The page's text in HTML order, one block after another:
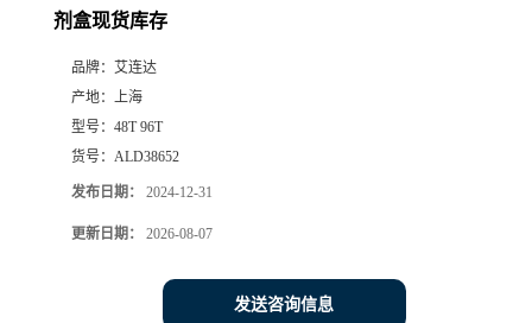
剂盒现货库存
品牌： 艾连达
产地： 上海
型号： 48T 96T
货号： ALD38652
发布日期： 2024-12-31
更新日期： 2026-08-07
发送咨询信息